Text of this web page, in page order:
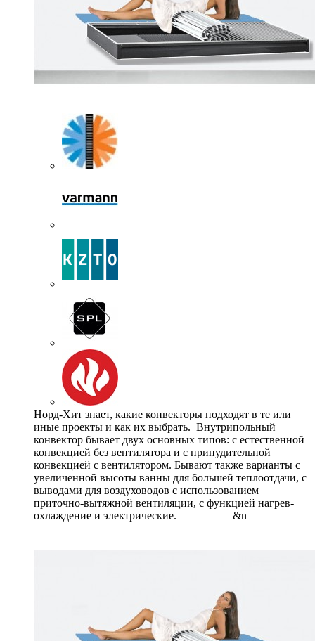
Норд-Хит знает, какие конвекторы подходят в те или
иные проекты и как их выбрать. Внутрипольный
конвектор бывает двух основных типов: с естественной
конвекцией без вентилятора и с принудительной
конвекцией с вентилятором. Бывают также варианты с
увеличенной высоты ванны для большей теплоотдачи, с
выводами для воздуховодов с использованием
приточно-вытяжной вентиляции, с функцией нагрев-
охлаждение и электрические. &n